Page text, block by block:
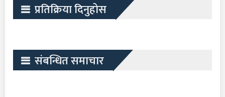
प्रतिक्रिया दिनुहोस
संबन्धित समाचार